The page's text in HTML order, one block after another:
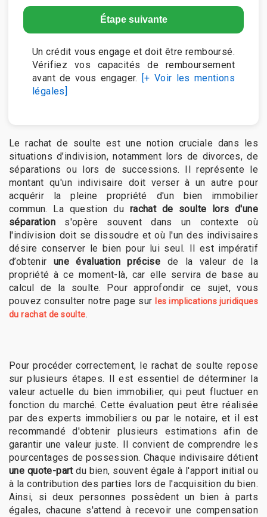
Étape suivante
Un crédit vous engage et doit être remboursé.
Vérifiez vos capacités de remboursement
avant de vous engager. [+ Voir les mentions
légales]
Le rachat de soulte est une notion cruciale dans les
situations d’indivision, notamment lors de divorces, de
séparations ou lors de successions. Il représente le
montant qu'un indivisaire doit verser à un autre pour
acquérir la pleine propriété d'un bien immobilier
commun. La question du rachat de soulte lors d'une
séparation s'opère souvent dans un contexte où
l'indivision doit se dissoudre et où l'un des indivisaires
désire conserver le bien pour lui seul. Il est impératif
d’obtenir une évaluation précise de la valeur de la
propriété à ce moment-là, car elle servira de base au
calcul de la soulte. Pour approfondir ce sujet, vous
pouvez consulter notre page sur les implications juridiques
du rachat de soulte.
Pour procéder correctement, le rachat de soulte repose
sur plusieurs étapes. Il est essentiel de déterminer la
valeur actuelle du bien immobilier, qui peut fluctuer en
fonction du marché. Cette évaluation peut être réalisée
par des experts immobiliers ou par le notaire, et il est
recommandé d'obtenir plusieurs estimations afin de
garantir une valeur juste. Il convient de comprendre les
pourcentages de possession. Chaque indivisaire détient
une quote-partdu bien, souvent égale à l'apport initial ou
à la contribution des parties lors de l'acquisition du bien.
Ainsi, si deux personnes possèdent un bien à parts
égales, chacune s'attend à recevoir une compensation